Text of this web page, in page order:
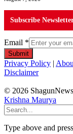
Subscribe
Email *
Submit
Privacy Policy |
Disclaimer
© 2026
Krishna Maurya
Type above and press